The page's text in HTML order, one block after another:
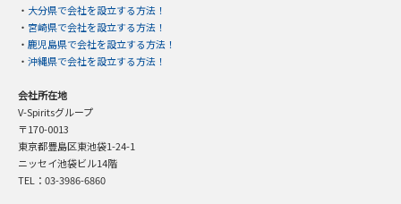
・ 大分県で会社を設立する方法！
・ 宮崎県で会社を設立する方法！
・ 鹿児島県で会社を設立する方法！
・ 沖縄県で会社を設立する方法！
会社所在地
V-Spiritsグループ
〒170-0013
東京都豊島区東池袋1-24-1
ニッセイ池袋ビル14階
TEL：03-3986-6860